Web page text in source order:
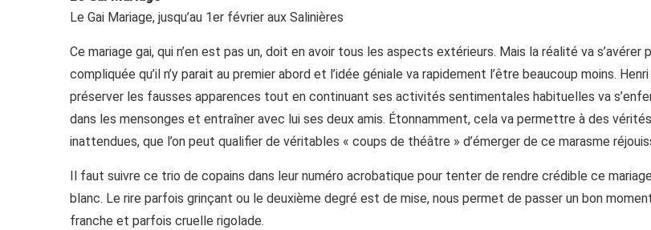
Le Gai Mariage, jusqu’au 1er février aux Salinières
Ce mariage gai, qui n’en est pas un, doit en avoir tous les aspects extérieurs. Mais la réalité va s’avérer
compliquée qu’il n’y parait au premier abord et l’idée géniale va rapidement l’être beaucoup moins.
préserver les fausses apparences tout en continuant ses activités sentimentales habituelles va
dans les mensonges et entraîner avec lui ses deux amis. Étonnamment, cela va permettre à des vérités
inattendues, que l’on peut qualifier de véritables « coups de théâtre » d’émerger de ce marasme
Il faut suivre ce trio de copains dans leur numéro acrobatique pour tenter de rendre crédible ce mariage
blanc. Le rire parfois grinçant ou le deuxième degré est de mise, nous permet de passer un bon
franche et parfois cruelle rigolade.